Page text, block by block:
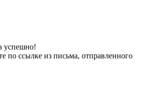
успешно!
по ссылке из письма, отправленного